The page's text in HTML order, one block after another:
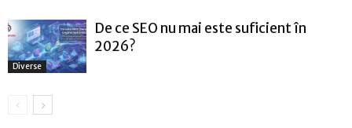
Diverse
De ce SEO nu mai este suficient în
2026?